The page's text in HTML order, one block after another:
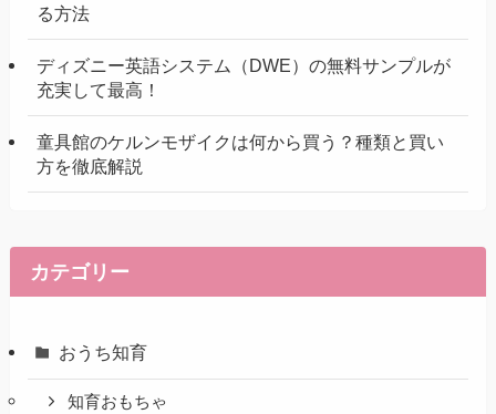
る方法
ディズニー英語システム（DWE）の無料サンプルが
充実して最高！
童具館のケルンモザイクは何から買う？種類と買い
方を徹底解説
カテゴリー
おうち知育
知育おもちゃ